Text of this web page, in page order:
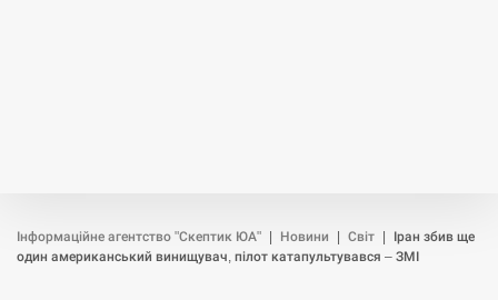
Інформаційне агентство "Скептик ЮА" Новини Світ
Іран збив ще
один американський винищувач, пілот катапультувався – ЗМІ